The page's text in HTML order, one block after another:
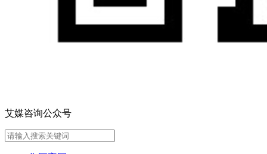
艾媒咨询公众号